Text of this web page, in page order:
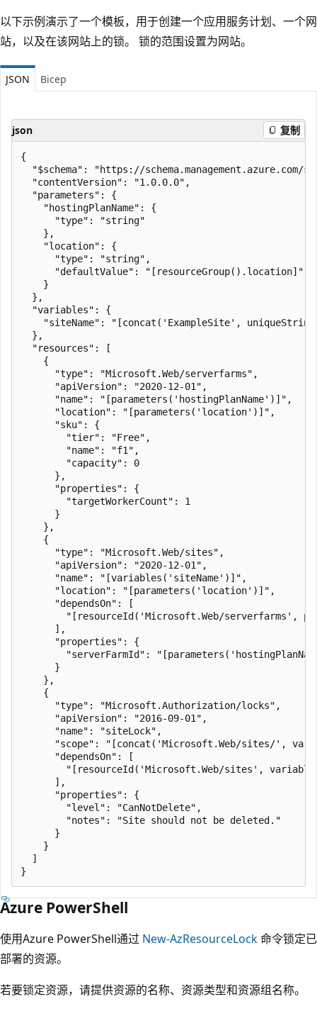
以下示例演示了一个模板，用于创建一个应用服务计划、一个网
站，以及在该网站上的锁。 锁的范围设置为网站。
JSON Bicep
json 复制
{
"$schema": "https://schema.management.azure.com/
  "contentVersion": "1.0.0.0",
  "parameters": {
    "hostingPlanName": {
      "type": "string"
    },
    "location": {
      "type": "string",
      "defaultValue": "[resourceGroup().location]"
    }
  },
  "variables": {
"siteName": "[concat('ExampleSite',
  },
  "resources": [
    {
      "type": "Microsoft.Web/serverfarms",
      "apiVersion": "2020-12-01",
      "name": "[parameters('hostingPlanName')]",
      "location": "[parameters('location')]",
      "sku": {
        "tier": "Free",
        "name": "f1",
        "capacity": 0
      },
      "properties": {
        "targetWorkerCount": 1
      }
    },
    {
      "type": "Microsoft.Web/sites",
      "apiVersion": "2020-12-01",
      "name": "[variables('siteName')]",
      "location": "[parameters('location')]",
      "dependsOn": [
"[resourceId('Microsoft.Web/serverfarms',
      ],
      "properties": {
"serverFarmId":
      }
    },
    {
      "type": "Microsoft.Authorization/locks",
      "apiVersion": "2016-09-01",
      "name": "siteLock",
"scope": "[concat('Microsoft.Web/sites/',
      "dependsOn": [
"[resourceId('Microsoft.Web/sites',
      ],
      "properties": {
        "level": "CanNotDelete",
        "notes": "Site should not be deleted."
      }
    }
  ]
Azure PowerShell
使用Azure PowerShell通过 New-AzResourceLock命令锁定已
部署的资源。
若要锁定资源，请提供资源的名称、资源类型和资源组名称。